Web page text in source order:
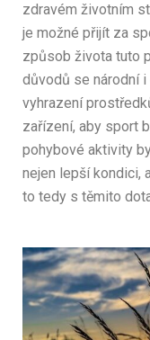
zdravém životním
je možné přijít za
způsob života tuto
důvodů se národní
vyhrazení
zařízení, aby sport
pohybové aktivity
nejen lepší kondici,
to tedy s těmito